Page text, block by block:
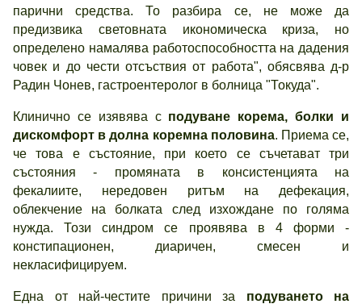
парични средства. То разбира се, не може да
предизвика световната икономическа криза, но
определено намалява работоспособността на дадения
човек и до чести отсъствия от работа", обясвява д-р
Радин Чонев, гастроентеролог в болница "Токуда".
Клинично се изявява с подуване корема, болки и
дискомфорт в долна коремна половина. Приема се,
че това е състояние, при което се съчетават три
състояния - промяната в консистенцията на
фекалиите, нередовен ритъм на дефекация,
облекчение на болката след изхождане по голяма
нужда. Този синдром се проявява в 4 форми -
констипационен, диаричен, смесен и
некласифицируем.
Една от най-честите причини за подуването на